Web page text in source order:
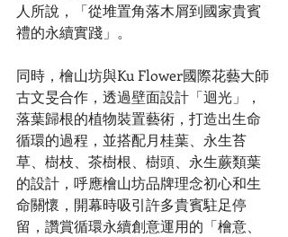
人所說，「從堆置角落木屑到國家貴賓
禮的永續實踐」。
同時，檜山坊與Ku Flower國際花藝大師
古文旻合作，透過壁面設計「迴光」，
落葉歸根的植物裝置藝術，打造出生命
循環的過程，並搭配月桂葉、永生苔
草、樹枝、茶樹根、樹頭、永生蕨類葉
的設計，呼應檜山坊品牌理念初心和生
命關懷，開幕時吸引許多貴賓駐足停
留，讚賞循環永續創意運用的「檜意、